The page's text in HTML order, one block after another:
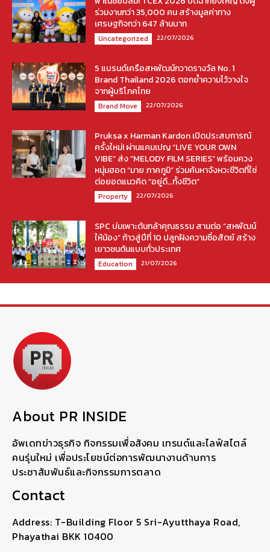
ร่วมงานกว่า 35,000 คน สร้างมูลค่าทาง
เศรษฐกิจกว่า 647 ล้านบาท
Uncategorized 22/07/2026
5 แบรนด์เครือสหพัฒน์กวาดรางวัล No. 1
Brand Thailand 2026 ตอกย้ำความไว้วางใจ
จากผู้บริโภคไทย
Brand Move 22/07/2026
Pruksa x Harman Kardon เปิดประสบการณ์
ครั้งใหม่! ผ่านแคมเปญ “LIVE YOUR OWN
VIBE” ส่ง “MELODY FILM SERIES” พร้อมควง
หนุ่มฮอต “มาย ภาคภูมิ” ร่วมค้นหาจังหวะชีวิตที่ใช่
ต่อยอดแนวคิด “อยู่ดี…ทั้งชีวิต”
Property 22/07/2026
SPC บ่มเพาะต้นกล้าคุณธรรม สานต่อ “สหพัฒน์
ให้น้อง” ก้าวสู่ปีที่ 10 ปลูกฝังความซื่อสัตย์ สร้าง
เยาวชนต้นแบบทั่วประเทศ
Education 21/07/2026
About PR INSIDE
อัพเดทข่าวธุรกิจ กิจกรรมเพื่อสังคม เทรนด์และไลฟ์สไตล์
คนรุ่นใหม่ เพื่อประโยชน์ต่อการพัฒนางานด้านการ
ประชาสัมพันธ์และกิจกรรมการตลาด
Contact
Address: T-Building Floor 5 Sri-Ayutthaya Road,
Phayathai BKK 10400